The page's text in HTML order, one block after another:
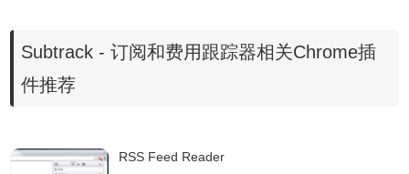
Subtrack - 订阅和费用跟踪器相关Chrome插
件推荐
RSS Feed Reader